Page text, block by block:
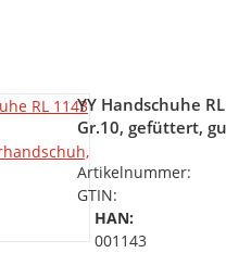
YY Handschuhe
Gr.10, gefüttert,
Artikelnummer:
GTIN:
HAN:
001143